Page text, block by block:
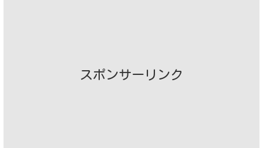
スポンサーリンク